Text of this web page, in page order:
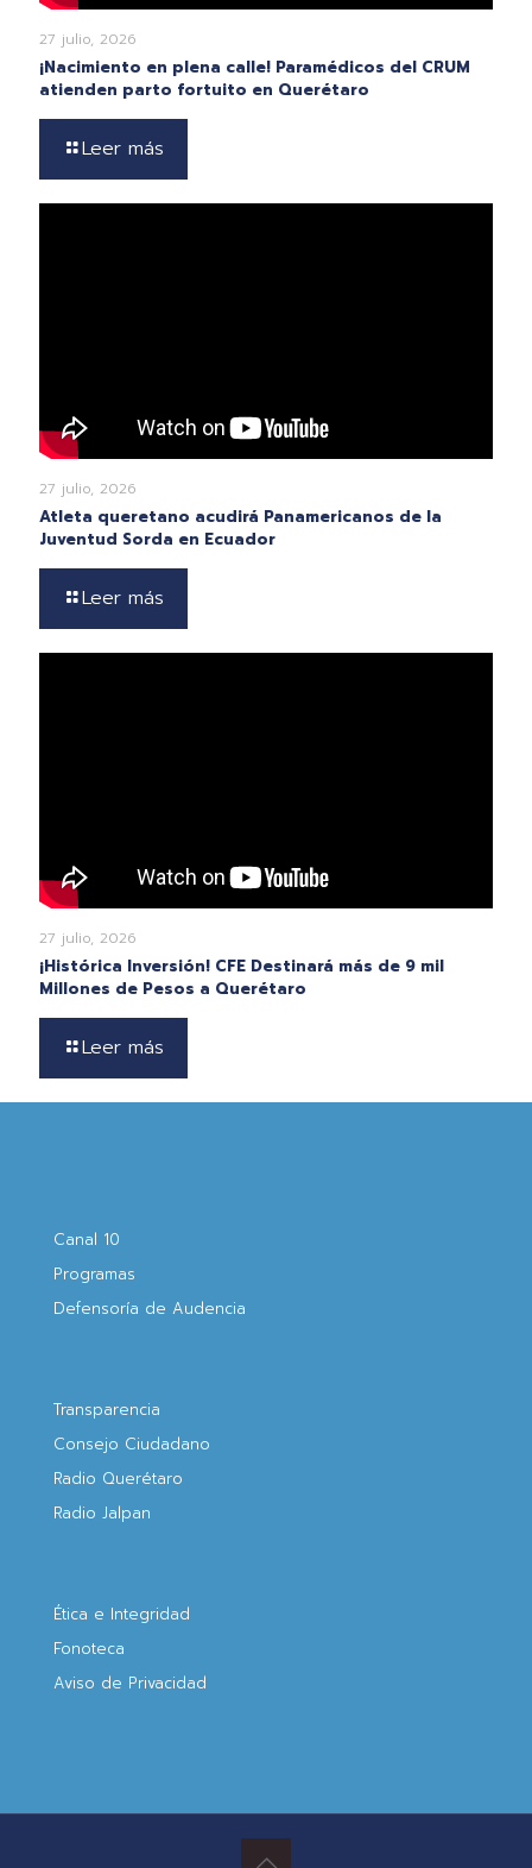
27 julio, 2026
¡Nacimiento en plena calle! Paramédicos del CRUM
atienden parto fortuito en Querétaro
Leer más
27 julio, 2026
Atleta queretano acudirá Panamericanos de la
Juventud Sorda en Ecuador
Leer más
27 julio, 2026
¡Histórica Inversión! CFE Destinará más de 9 mil
Millones de Pesos a Querétaro
Leer más
Canal 10
Programas
Defensoría de Audencia
Transparencia
Consejo Ciudadano
Radio Querétaro
Radio Jalpan
Ética e Integridad
Fonoteca
Aviso de Privacidad